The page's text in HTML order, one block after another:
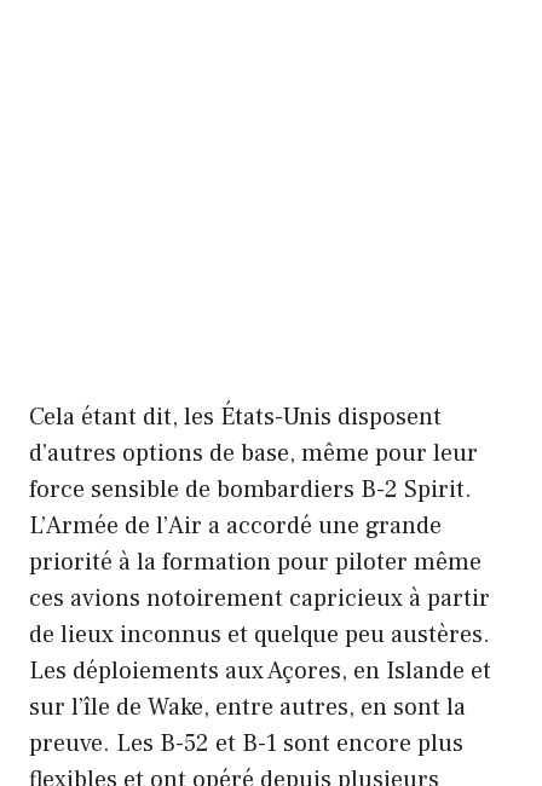
Cela étant dit, les États-Unis disposent
d’autres options de base, même pour leur
force sensible de bombardiers B-2 Spirit.
L’Armée de l’Air a accordé une grande
priorité à la formation pour piloter même
ces avions notoirement capricieux à partir
de lieux inconnus et quelque peu austères.
Les déploiements aux Açores, en Islande et
sur l’île de Wake, entre autres, en sont la
preuve. Les B-52 et B-1 sont encore plus
flexibles et ont opéré depuis plusieurs